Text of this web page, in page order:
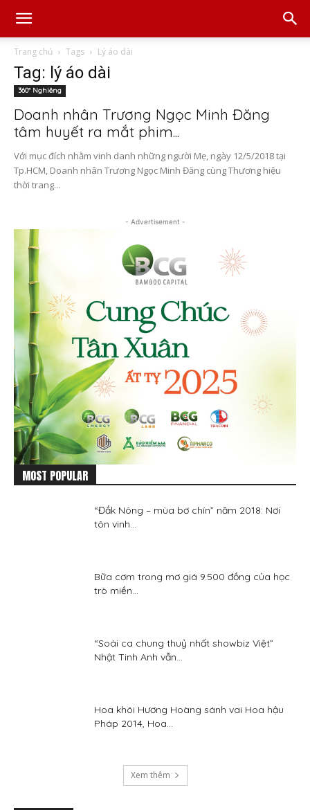
Trang chủ Tags Lý áo dài
Tag: lý áo dài
360° Nghiêng
Doanh nhân Trương Ngọc Minh Đăng
tâm huyết ra mắt phim...
Với mục đích nhằm vinh danh những người Mẹ, ngày 12/5/2018 tại
Tp.HCM, Doanh nhân Trương Ngọc Minh Đăng cùng Thương hiệu
thời trang...
- Advertisement -
MOST POPULAR
“Đắk Nông – mùa bơ chín” năm 2018: Nơi
tôn vinh...
Bữa cơm trong mơ giá 9.500 đồng của học
trò miền...
“Soái ca chung thuỷ nhất showbiz Việt”
Nhật Tinh Anh vẫn...
Hoa khôi Hương Hoàng sánh vai Hoa hậu
Pháp 2014, Hoa...
Xem thêm